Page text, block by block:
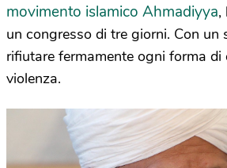
movimento islamico Ahmadiyya,
un congresso di tre giorni. Con un
rifiutare fermamente ogni forma di
violenza.